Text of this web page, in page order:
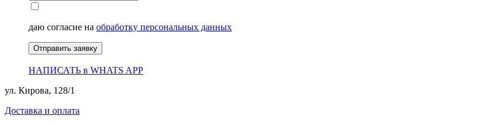
даю согласие на обработку персональных данных
Отправить заявку
НАПИСАТЬ в WHATS APP
ул. Кирова, 128/1
Доставка и оплата